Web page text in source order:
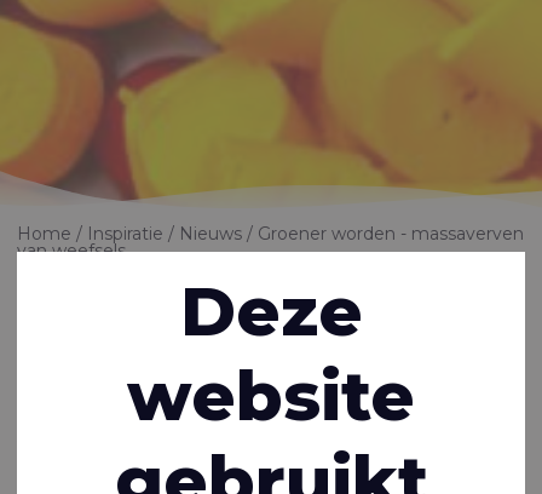
Home Inspiratie Nieuws Groener worden - massaverven
van weefsels
Groener worden -
massaverven van
weefsels
Deze
website